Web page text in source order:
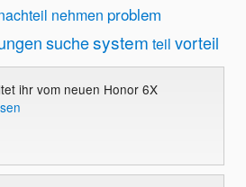
nehmen problem
suchesystem teil vorteil
ihr vom neuen Honor 6X